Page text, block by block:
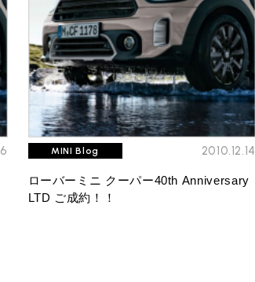
MINI Blog 2010.12.14
ローバーミニ クーパー40th Anniversary
LTD ご成約！！